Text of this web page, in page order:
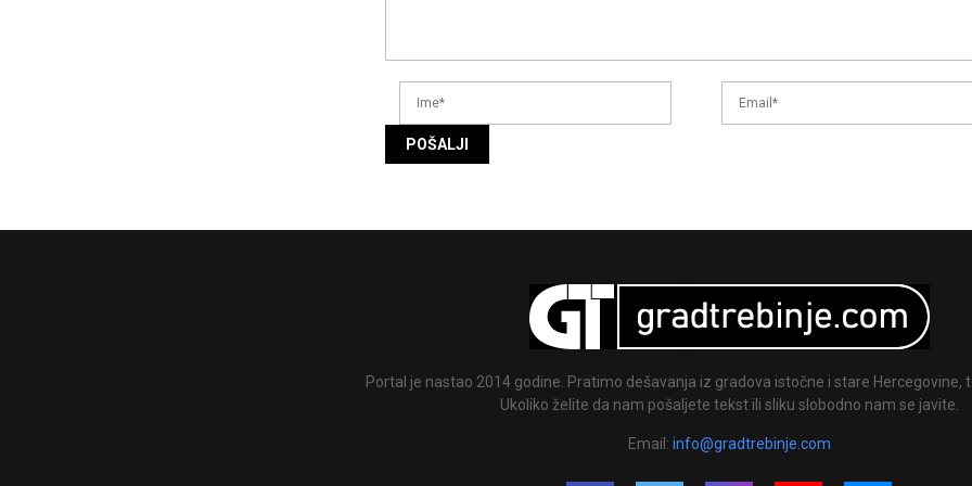
Portal je nastao 2014 godine. Pratimo dešavanja iz gradova istočne i stare Hercegovine,
Ukoliko želite da nam pošaljete tekst ili sliku slobodno nam se javite.
Email: info@gradtrebinje.com